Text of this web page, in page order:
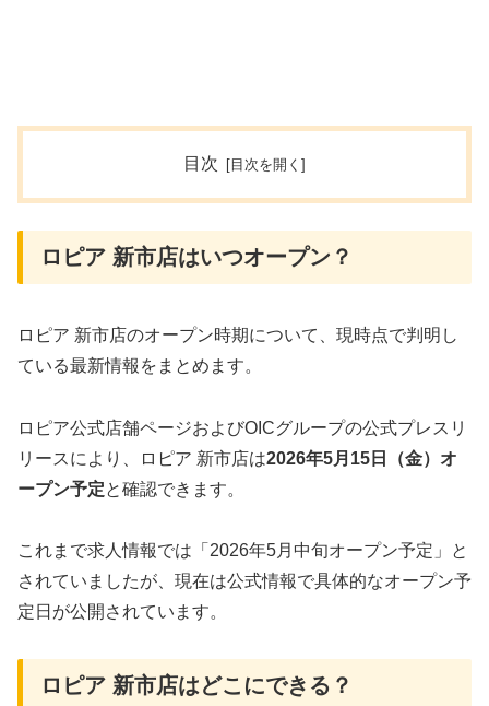
目次
ロピア 新市店はいつオープン？
ロピア 新市店のオープン時期について、現時点で判明し
ている最新情報をまとめます。
ロピア公式店舗ページおよびOICグループの公式プレスリ
リースにより、ロピア 新市店は2026年5月15日（金）オ
ープン予定と確認できます。
これまで求人情報では「2026年5月中旬オープン予定」と
されていましたが、現在は公式情報で具体的なオープン予
定日が公開されています。
ロピア 新市店はどこにできる？